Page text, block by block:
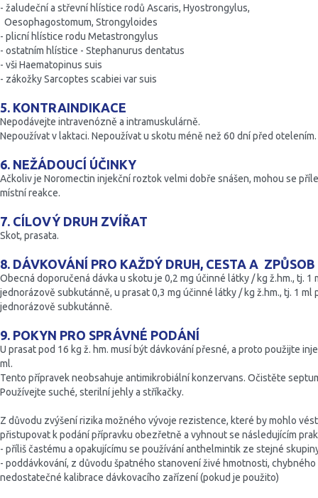
- žaludeční a střevní hlístice rodů Ascaris, Hyostrongylus,
Oesophagostomum, Strongyloides
- plicní hlístice rodu Metastrongylus
- ostatním hlístice - Stephanurus dentatus
- vši Haematopinus suis
- zákožky Sarcoptes scabiei var suis
5. KONTRAINDIKACE
Nepodávejte intravenózně a intramuskulárně.
Nepoužívat v laktaci. Nepoužívat u skotu méně než 60 dní před otelením.
6. NEŽÁDOUCÍ ÚČINKY
Ačkoliv je Noromectin injekční roztok velmi dobře snášen, mohou se
místní reakce.
7. CÍLOVÝ DRUH ZVÍŘAT
Skot, prasata.
8. DÁVKOVÁNÍ PRO KAŽDÝ DRUH, CESTA A
Obecná doporučená dávka u skotu je 0,2 mg účinné látky / kg ž.hm., tj. 1
jednorázově subkutánně, u prasat 0,3 mg účinné látky / kg ž.hm., tj. 1 ml
jednorázově subkutánně.
9. POKYN PRO SPRÁVNÉ PODÁNÍ
U prasat pod 16 kg ž. hm. musí být dávkování přesné, a proto použijte
ml.
Tento přípravek neobsahuje antimikrobiální konzervans. Očistěte
Používejte suché, sterilní jehly a stříkačky.
Z důvodu zvýšení rizika možného vývoje rezistence, které by mohlo
přistupovat k podání přípravku obezřetně a vyhnout se následujícím
- příliš častému a opakujícímu se používání anthelmintik ze stejné
- poddávkování, z důvodu špatného stanovení živé hmotnosti,
nedostatečné kalibrace dávkovacího zařízení (pokud je použito)